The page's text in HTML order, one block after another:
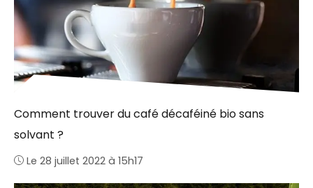
Comment trouver du café décaféiné bio sans
solvant ?
Le 28 juillet 2022 à 15h17